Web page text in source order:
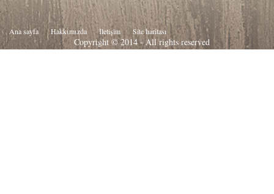
Ana sayfa Hakkιmιzda İletişim Site haritası
Copyright © 2014 - All rights reserved